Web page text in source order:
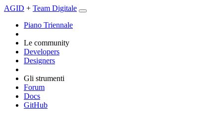
AGID + Team Digitale
Piano Triennale
Le community
Developers
Designers
Gli strumenti
Forum
Docs
GitHub